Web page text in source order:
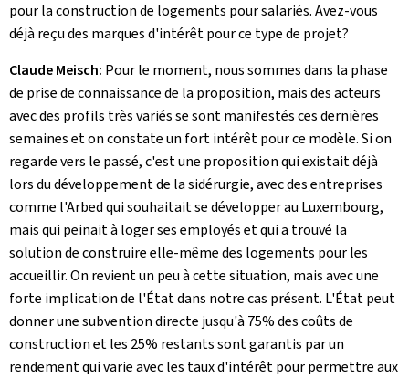
pour la construction de logements pour salariés. Avez-vous
déjà reçu des marques d'intérêt pour ce type de projet?
Claude Meisch: Pour le moment, nous sommes dans la phase
de prise de connaissance de la proposition, mais des acteurs
avec des profils très variés se sont manifestés ces dernières
semaines et on constate un fort intérêt pour ce modèle. Si on
regarde vers le passé, c'est une proposition qui existait déjà
lors du développement de la sidérurgie, avec des entreprises
comme l'Arbed qui souhaitait se développer au Luxembourg,
mais qui peinait à loger ses employés et qui a trouvé la
solution de construire elle-même des logements pour les
accueillir. On revient un peu à cette situation, mais avec une
forte implication de l'État dans notre cas présent. L'État peut
donner une subvention directe jusqu'à 75% des coûts de
construction et les 25% restants sont garantis par un
rendement qui varie avec les taux d'intérêt pour permettre aux